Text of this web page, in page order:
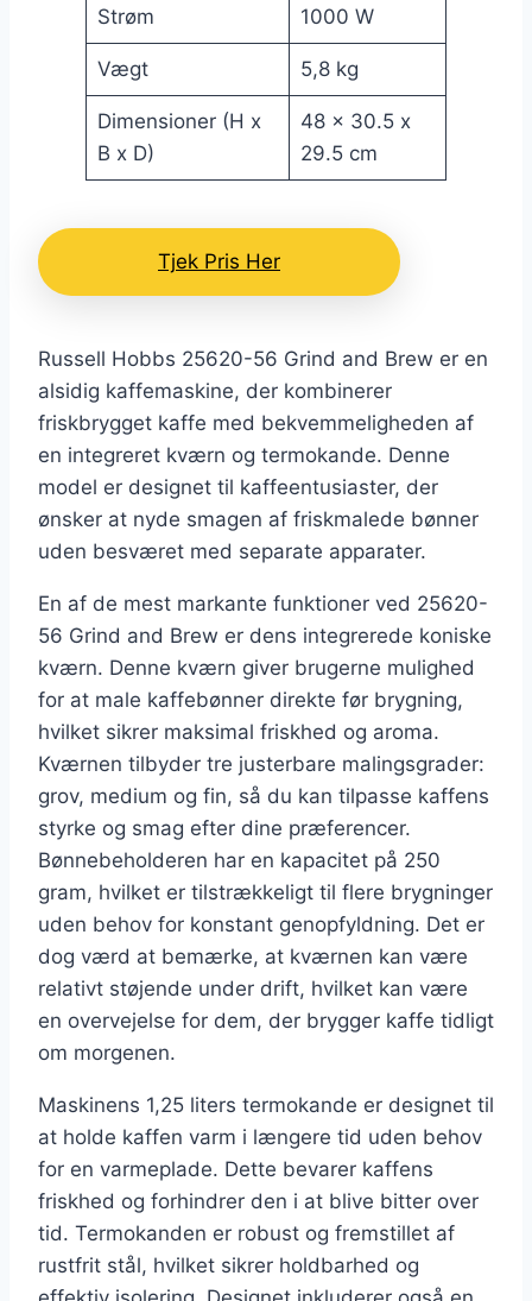
Strøm 1000 W
Vægt 5,8 kg
Dimensioner (H x
B x D)
48 x 30.5 x
29.5 cm
Tjek Pris Her
Russell Hobbs 25620-56 Grind and Brew er en
alsidig kaffemaskine, der kombinerer
friskbrygget kaffe med bekvemmeligheden af
en integreret kværn og termokande. Denne
model er designet til kaffeentusiaster, der
ønsker at nyde smagen af friskmalede bønner
uden besværet med separate apparater.
En af de mest markante funktioner ved 25620-
56 Grind and Brew er dens integrerede koniske
kværn. Denne kværn giver brugerne mulighed
for at male kaffebønner direkte før brygning,
hvilket sikrer maksimal friskhed og aroma.
Kværnen tilbyder tre justerbare malingsgrader:
grov, medium og fin, så du kan tilpasse kaffens
styrke og smag efter dine præferencer.
Bønnebeholderen har en kapacitet på 250
gram, hvilket er tilstrækkeligt til flere brygninger
uden behov for konstant genopfyldning. Det er
dog værd at bemærke, at kværnen kan være
relativt støjende under drift, hvilket kan være
en overvejelse for dem, der brygger kaffe tidligt
om morgenen.
Maskinens 1,25 liters termokande er designet til
at holde kaffen varm i længere tid uden behov
for en varmeplade. Dette bevarer kaffens
friskhed og forhindrer den i at blive bitter over
tid. Termokanden er robust og fremstillet af
rustfrit stål, hvilket sikrer holdbarhed og